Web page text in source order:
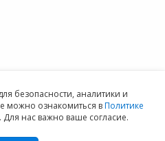
безопасности, аналитики и
можно ознакомиться вПолитике
. Для нас важно ваше согласие.